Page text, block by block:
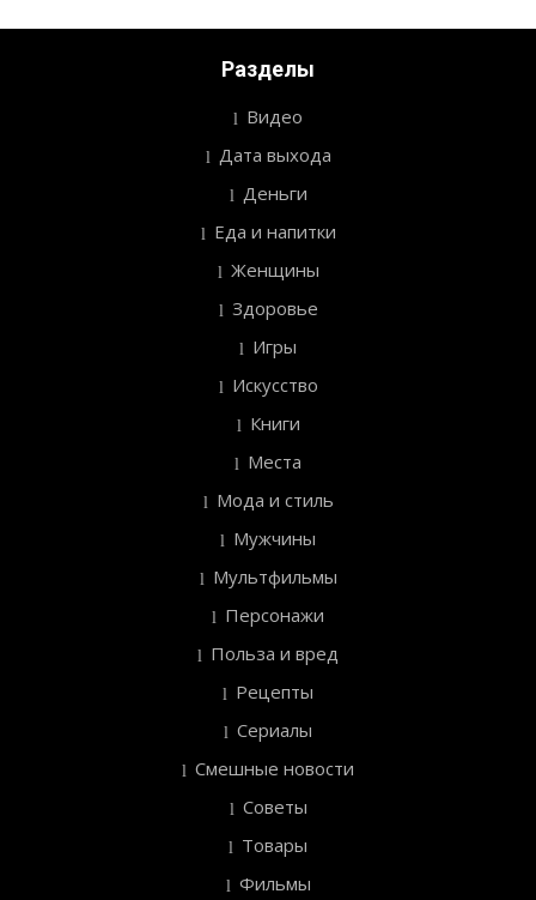
Разделы
Видео
Дата выхода
Деньги
Еда и напитки
Женщины
Здоровье
Игры
Искусство
Книги
Места
Мода и стиль
Мужчины
Мультфильмы
Персонажи
Польза и вред
Рецепты
Сериалы
Смешные новости
Советы
Товары
Фильмы